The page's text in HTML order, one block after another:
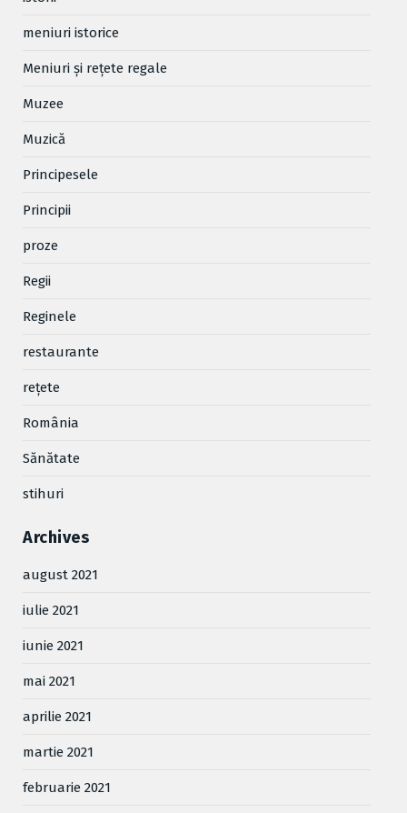
meniuri istorice
Meniuri și rețete regale
Muzee
Muzică
Principesele
Principii
proze
Regii
Reginele
restaurante
reţete
România
Sănătate
stihuri
Archives
august 2021
iulie 2021
iunie 2021
mai 2021
aprilie 2021
martie 2021
februarie 2021